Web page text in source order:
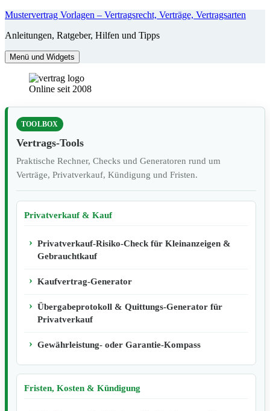
Zum
springen
Mustervertrag Vorlagen – Vertragsrecht, Verträge, Vertragsarten
Anleitungen, Ratgeber, Hilfen und Tipps
Menü und Widgets
Online seit 2008
TOOLBOX
Vertrags-Tools
Praktische Rechner, Checks und Generatoren rund um
Verträge, Privatverkauf, Kündigung und Fristen.
Privatverkauf & Kauf
Privatverkauf-Risiko-Check für Kleinanzeigen &
Gebrauchtkauf
Kaufvertrag-Generator
Übergabeprotokoll & Quittungs-Generator für
Privatverkauf
Gewährleistung- oder Garantie-Kompass
Fristen, Kosten & Kündigung